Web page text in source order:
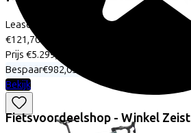
Fietsvoordeelshop - Winkel Zeist
Leaseprijs p/m vanaf
€121,70
Prijs €5.299,00
Bespaar€982,03
Bekijk